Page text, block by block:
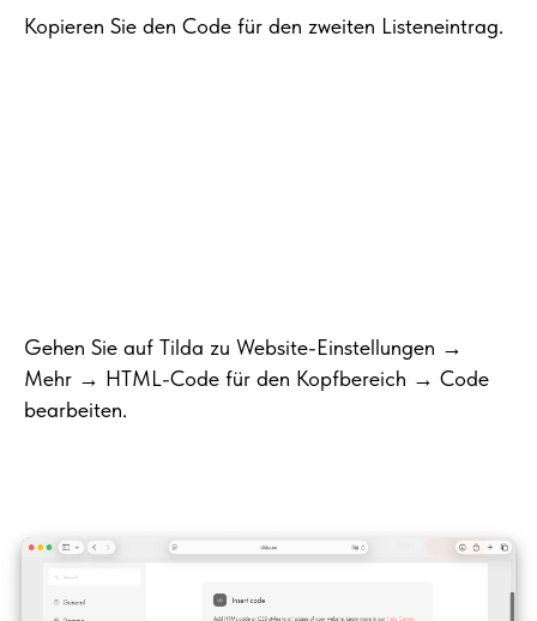
Kopieren Sie den Code für den zweiten Listeneintrag.
Gehen Sie auf Tilda zu Website-Einstellungen →
Mehr → HTML-Code für den Kopfbereich → Code
bearbeiten.